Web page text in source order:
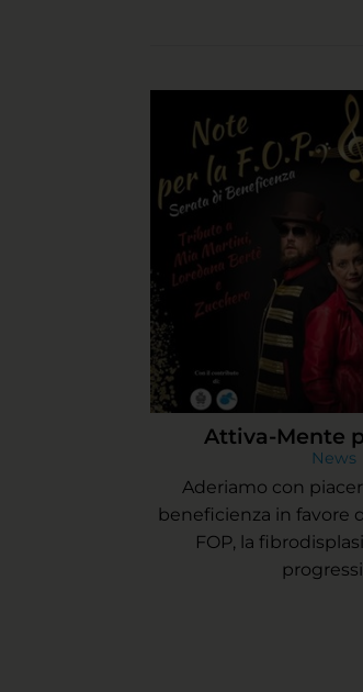
Attiva-Mente
News
Aderiamo con
beneficienza in favore
FOP, la